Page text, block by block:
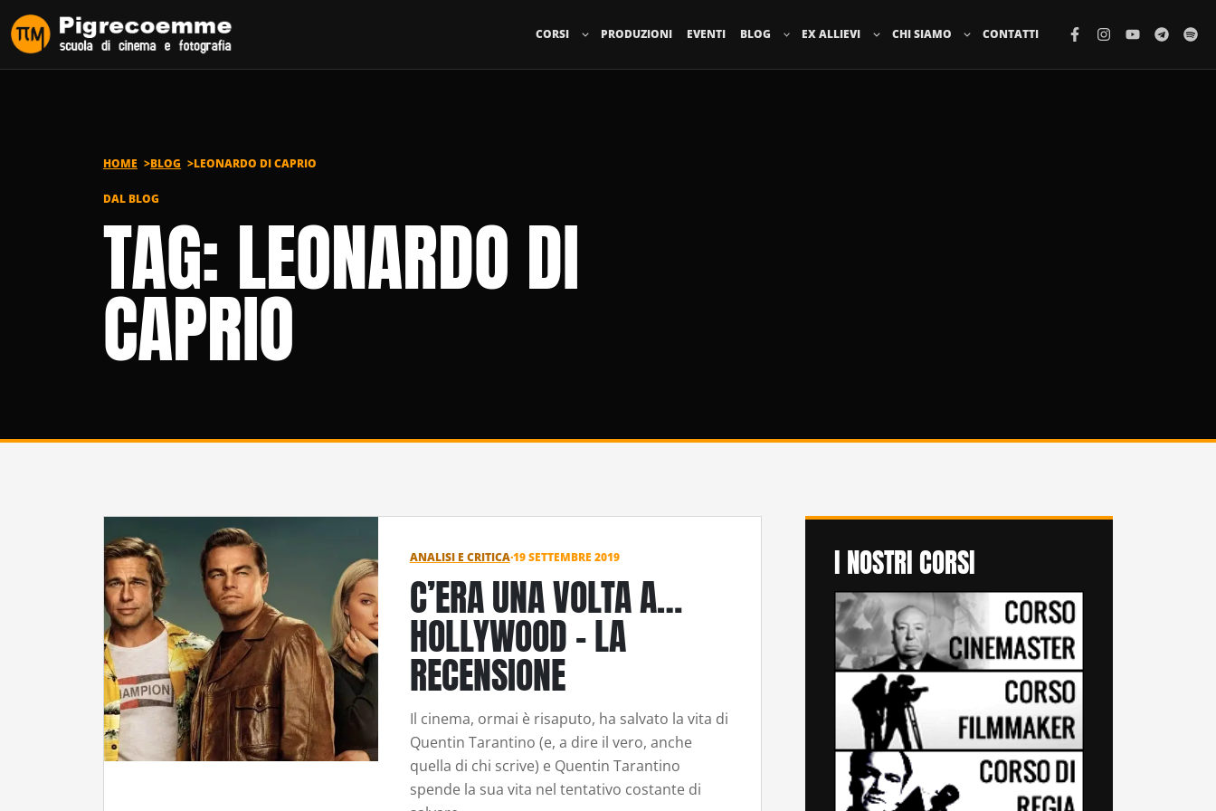
Vai al contenuto
CORSI PRODUZIONI EVENTI BLOG EX ALLIEVI CHI SIAMO CONTATTI
HOME BLOG LEONARDO DI CAPRIO
DAL BLOG
TAG: LEONARDO DI
CAPRIO
ANALISI E CRITICA·19 SETTEMBRE 2019
C’ERA UNA VOLTA A…
HOLLYWOOD – LA
RECENSIONE
Il cinema, ormai è risaputo, ha salvato la vita di
Quentin Tarantino (e, a dire il vero, anche
quella di chi scrive) e Quentin Tarantino
spende la sua vita nel tentativo costante di
I NOSTRI CORSI